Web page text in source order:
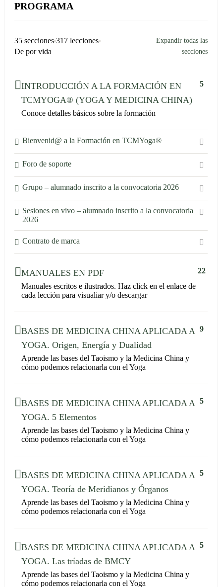
PROGRAMA
35 secciones 317 lecciones
De por vida
Expandir todas las
secciones
INTRODUCCIÓN A LA FORMACIÓN EN
TCMYOGA® (YOGA Y MEDICINA CHINA)
Conoce detalles básicos sobre la formación
5
Bienvenid@ a la Formación en TCMYoga®
Foro de soporte
Grupo – alumnado inscrito a la convocatoria 2026
Sesiones en vivo – alumnado inscrito a la convocatoria
2026
Contrato de marca
MANUALES EN PDF
Manuales escritos e ilustrados. Haz click en el enlace de
cada lección para visualiar y/o descargar
22
BASES DE MEDICINA CHINA APLICADA A
YOGA. Origen, Energía y Dualidad
Aprende las bases del Taoismo y la Medicina China y
cómo podemos relacionarla con el Yoga
9
BASES DE MEDICINA CHINA APLICADA A
YOGA. 5 Elementos
Aprende las bases del Taoismo y la Medicina China y
cómo podemos relacionarla con el Yoga
5
BASES DE MEDICINA CHINA APLICADA A
YOGA. Teoría de Meridianos y Órganos
Aprende las bases del Taoismo y la Medicina China y
cómo podemos relacionarla con el Yoga
5
BASES DE MEDICINA CHINA APLICADA A
YOGA. Las tríadas de BMCY
Aprende las bases del Taoismo y la Medicina China y
cómo podemos relacionarla con el Yoga
5